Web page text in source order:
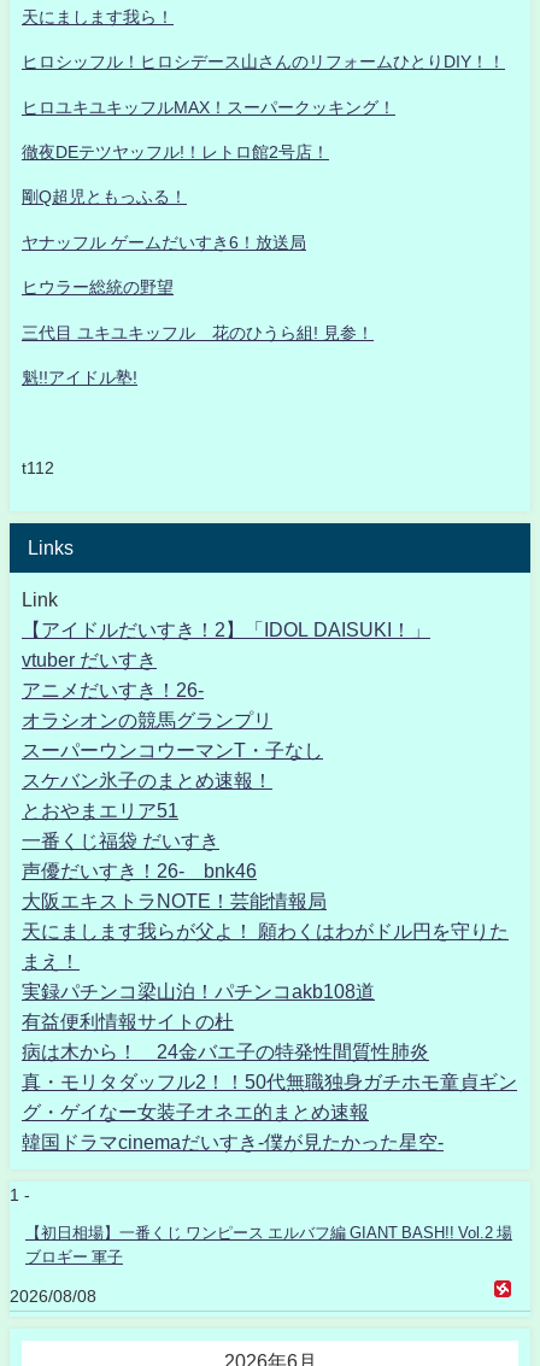
天にまします我ら！
ヒロシッフル！ヒロシデース山さんのリフォームひとりDIY！！
ヒロユキユキッフルMAX！スーパークッキング！
徹夜DEテツヤッフル!！レトロ館2号店！
剛Q超児ともっふる！
ヤナッフル ゲームだいすき6！放送局
ヒウラー総統の野望
三代目 ユキユキッフル 花のひうら組! 見参！
魁!!アイドル塾!
t112
Links
Link
【アイドルだいすき！2】「IDOL DAISUKI！」
vtuber だいすき
アニメだいすき！26-
オラシオンの競馬グランプリ
スーパーウンコウーマンT・子なし
スケバン氷子のまとめ速報！
とおやまエリア51
一番くじ福袋 だいすき
声優だいすき！26- bnk46
大阪エキストラNOTE！芸能情報局
天にまします我らが父よ！ 願わくはわがドル円を守りた
まえ！
実録パチンコ梁山泊！パチンコakb108道
有益便利情報サイトの杜
病は木から！ 24金バエ子の特発性間質性肺炎
真・モリタダッフル2！！50代無職独身ガチホモ童貞ギン
グ・ゲイなー女装子オネエ的まとめ速報
韓国ドラマcinemaだいすき-僕が見たかった星空-
1 -
【初日相場】一番くじ ワンピース エルバフ編 GIANT BASH!! Vol.2 場
ブロギー 軍子
2026/08/08
2026年6月